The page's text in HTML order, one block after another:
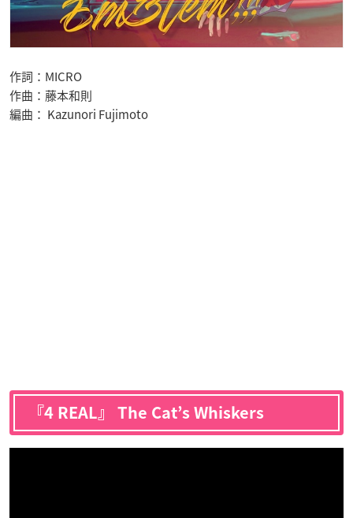
作詞：MICRO
作曲：藤本和則
編曲： Kazunori Fujimoto
『4 REAL』 The Cat’s Whiskers